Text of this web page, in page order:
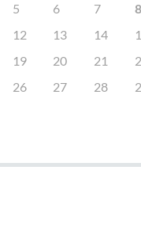
5 6 7 8
12 13 14
19 20 21
26 27 28